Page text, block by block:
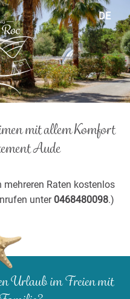
DE
FR
EN
ES
NL
mit allem Komfort
Aude
mehreren Raten kostenlos
unter0468480098.)
Urlaub im Freien mit